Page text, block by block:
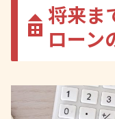
将来ま
ローン